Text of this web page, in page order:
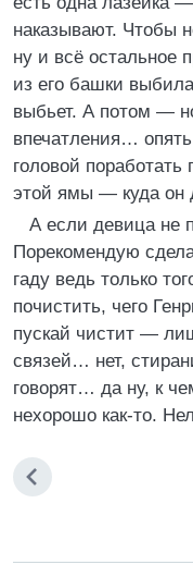
наказывают. Чтобы
ну и всё остальное
из его башки
выбьет. А потом —
впечатления…
головой
этой ямы — куда он
А если девица не
Порекомендую
гаду ведь только
почистить, чего
пускай чистит —
связей… нет,
говорят… да ну, к
нехорошо как-то.